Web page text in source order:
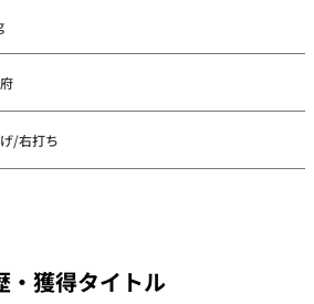
/右打ち
・獲得タイトル